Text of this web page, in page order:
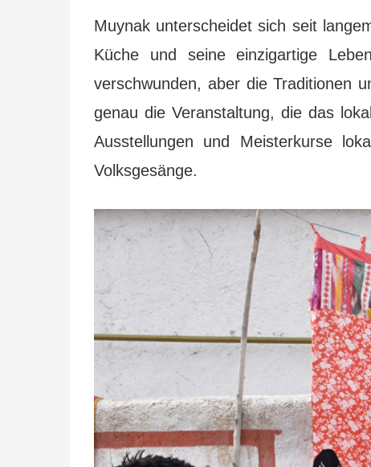
Muynak unterscheidet sich seit
Küche und seine einzigartige
verschwunden, aber die Traditionen
genau die Veranstaltung, die das
Ausstellungen und Meisterkurse
Volksgesänge.